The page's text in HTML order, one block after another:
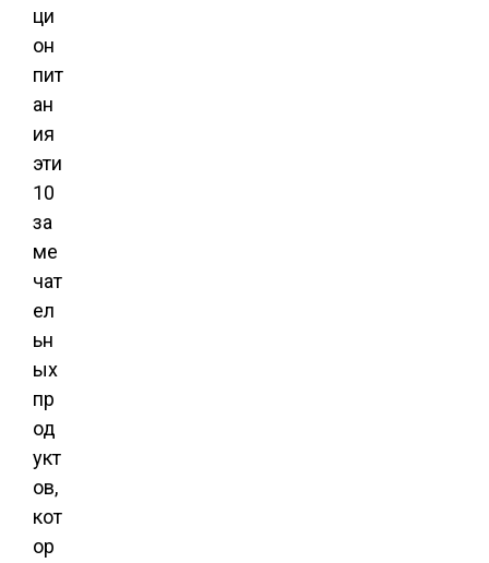
ци
он
пит
ан
ия
эти
10
за
ме
чат
ел
ьн
ых
пр
од
укт
ов,
кот
ор